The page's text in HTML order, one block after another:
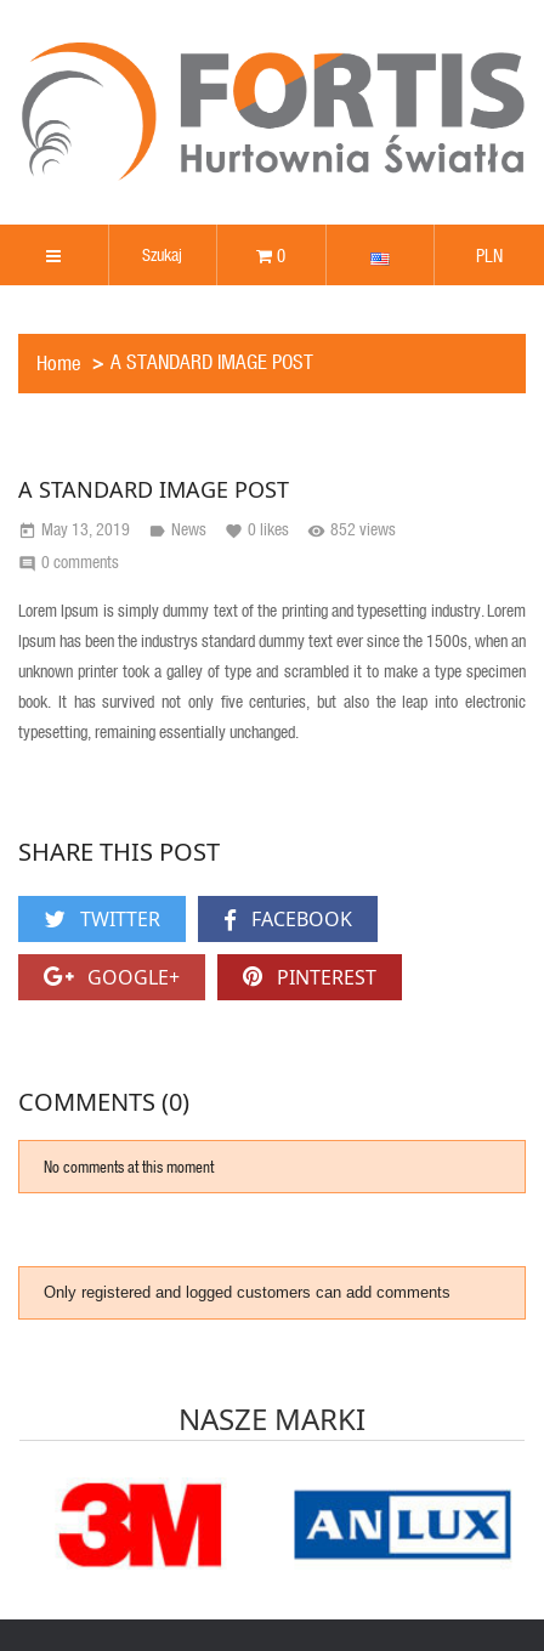
0 PLN
Home A STANDARD IMAGE POST
A STANDARD IMAGE POST
today May 13, 2019 label News favorite 0 likes remove_red_eye 852 views
comment 0 comments
Lorem Ipsum is simply dummy text of the printing and typesetting industry. Lorem
Ipsum has been the industrys standard dummy text ever since the 1500s, when an
unknown printer took a galley of type and scrambled it to make a type specimen
book. It has survived not only five centuries, but also the leap into electronic
typesetting, remaining essentially unchanged.
SHARE THIS POST
TWITTER FACEBOOK
GOOGLE+ PINTEREST
COMMENTS (0)
No comments at this moment
Only registered and logged customers can add comments
NASZE MARKI